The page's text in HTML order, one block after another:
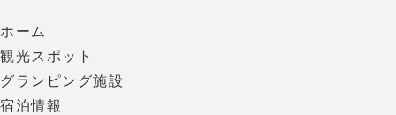
ホーム
観光スポット
グランピング施設
宿泊情報